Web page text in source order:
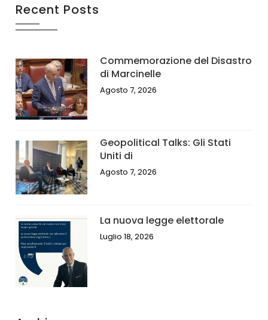
Recent Posts
Commemorazione del Disastro
di Marcinelle
Agosto 7, 2026
Geopolitical Talks: Gli Stati
Uniti di
Agosto 7, 2026
La nuova legge elettorale
Luglio 18, 2026